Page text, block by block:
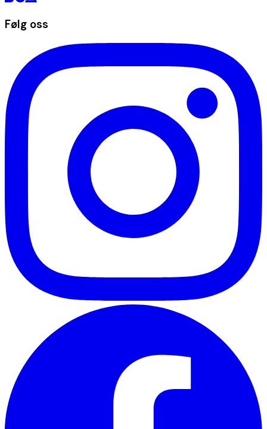
Følg oss